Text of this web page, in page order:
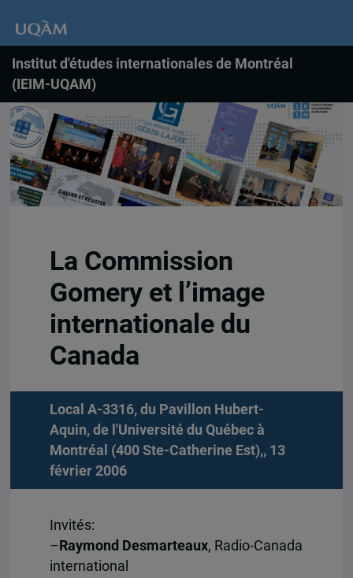
Institut d'études internationales de Montréal
(IEIM-UQAM)
La Commission
Gomery et l’image
internationale du
Canada
Local A-3316, du Pavillon Hubert-
Aquin, de l'Université du Québec à
Montréal (400 Ste-Catherine Est),, 13
février 2006
Invités:
– Raymond Desmarteaux, Radio-Canada
international